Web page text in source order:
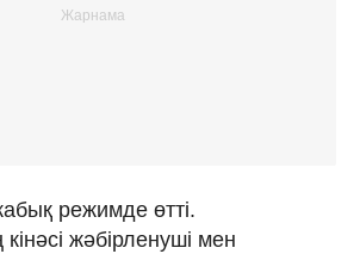
режимде өтті.
жәбірленуші мен